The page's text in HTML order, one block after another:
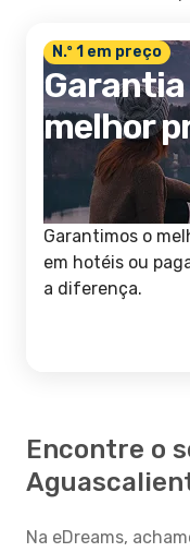
N.º 1 em preço
Garantia
melhor
Garantimos o
em hotéis ou
a diferença.
Encontre o
Na eDreams,